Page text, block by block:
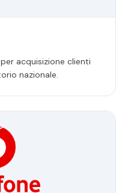
acquisizione clienti
nazionale.